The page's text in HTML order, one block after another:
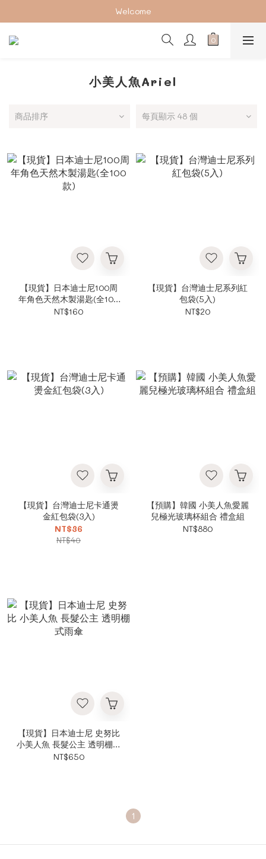
加入會員下單享2%回饋紅利 ❤❤
Welcome
加入會員下單享2%回饋紅利 ❤❤
小美人魚Ariel
商品排序 每頁顯示 48 個
【現貨】日本迪士尼100周
年角色天然木製湯匙(全100
款)
NT$160
【現貨】台灣迪士尼系列紅
包袋(5入)
NT$20
【現貨】台灣迪士尼卡通燙
金紅包袋(3入)
NT$36
NT$40
【預購】韓國 小美人魚愛麗
兒極光玻璃杯組合 禮盒組
NT$880
【現貨】日本迪士尼 史努比
小美人魚 長髮公主 透明棚式
雨傘
NT$650
1